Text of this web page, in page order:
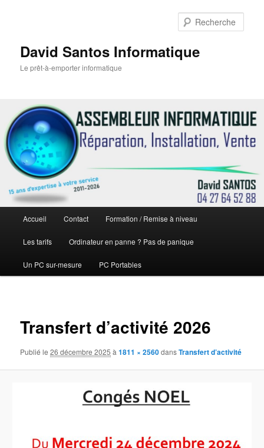
David Santos Informatique
Le prêt-à-emporter informatique
principal
Aller
au
contenu
Accueil Contact Formation / Remise à niveau
Les tarifs Ordinateur en panne ? Pas de panique
Un PC sur-mesure PC Portables
Transfert d’activité 2026
Publié le26 décembre 2025 à1811 × 2560dansTransfert d’activité